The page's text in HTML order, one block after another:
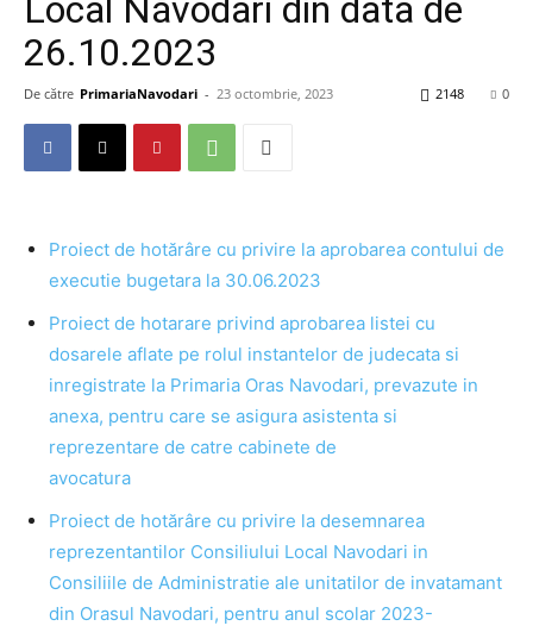
Local Năvodari din data de
26.10.2023
De către PrimariaNavodari - 23 octombrie, 2023 0
2148
Proiect de hotărâre cu privire la aprobarea contului de
executie bugetara la 30.06.2023
Proiect de hotarare privind aprobarea listei cu
dosarele aflate pe rolul instantelor de judecata si
inregistrate la Primaria Oras Navodari, prevazute in
anexa, pentru care se asigura asistenta si
reprezentare de catre cabinete de
avocatura
Proiect de hotărâre cu privire la desemnarea
reprezentantilor Consiliului Local Navodari in
Consiliile de Administratie ale unitatilor de invatamant
din Orasul Navodari, pentru anul scolar 2023-